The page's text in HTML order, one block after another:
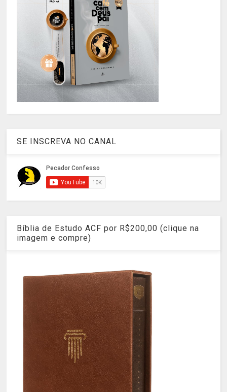
SE INSCREVA NO CANAL
Bíblia de Estudo ACF por R$200,00 (clique na
imagem e compre)